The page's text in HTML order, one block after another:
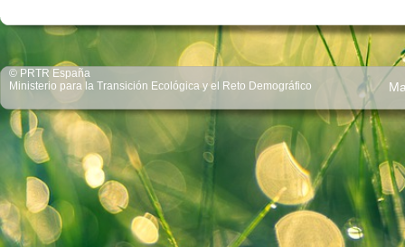
© PRTR España
Ministerio para la Transición Ecológica y el Reto Demográfico